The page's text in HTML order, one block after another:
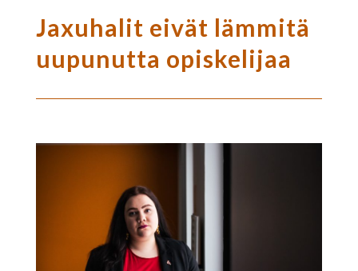
Jaxuhalit eivät lämmitä
uupunutta opiskelijaa